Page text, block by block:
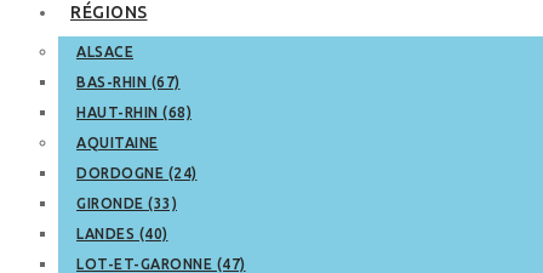
RÉGIONS
ALSACE
BAS-RHIN (67)
HAUT-RHIN (68)
AQUITAINE
DORDOGNE (24)
GIRONDE (33)
LANDES (40)
LOT-ET-GARONNE (47)